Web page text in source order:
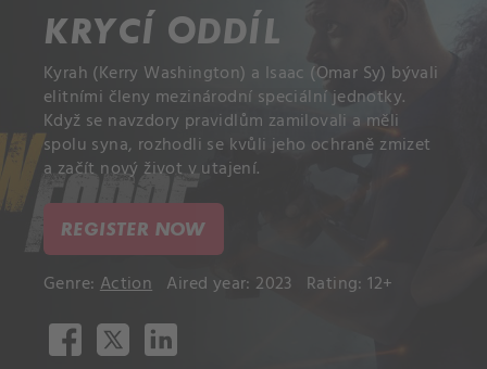
KRYCÍ ODDÍL
Kyrah (Kerry Washington) a Isaac (Omar Sy) bývali
elitními členy mezinárodní speciální jednotky.
Když se navzdory pravidlům zamilovali a měli
spolu syna, rozhodli se kvůli jeho ochraně zmizet
a začít nový život v utajení.
REGISTER NOW
Genre: Action Aired year: 2023 Rating: 12+